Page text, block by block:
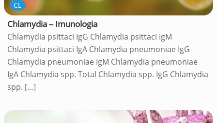
CL
Chlamydia – Imunologia
Chlamydia psittaci IgG Chlamydia psittaci IgM
Chlamydia psittaci IgA Chlamydia pneumoniae IgG
Chlamydia pneumoniae IgM Chlamydia pneumoniae
IgA Chlamydia spp. Total Chlamydia spp. IgG Chlamydia
spp. […]